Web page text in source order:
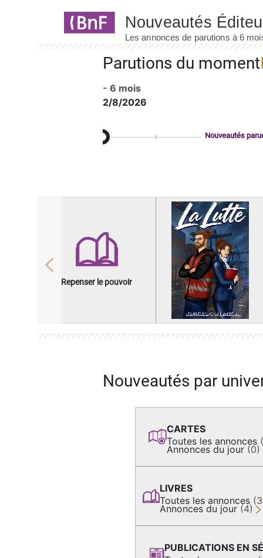
Parutions du moment
- 6 mois
2/8/2026
Nouveautés
Repenser le pouvoir
Previous
Nouveautés par
CARTES
Toutes les annonces
Annonces du jour (0)
LIVRES
Toutes les annonces
Annonces du jour (4)
PUBLICATIONS EN